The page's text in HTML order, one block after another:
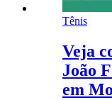
Tênis
Veja
João
em